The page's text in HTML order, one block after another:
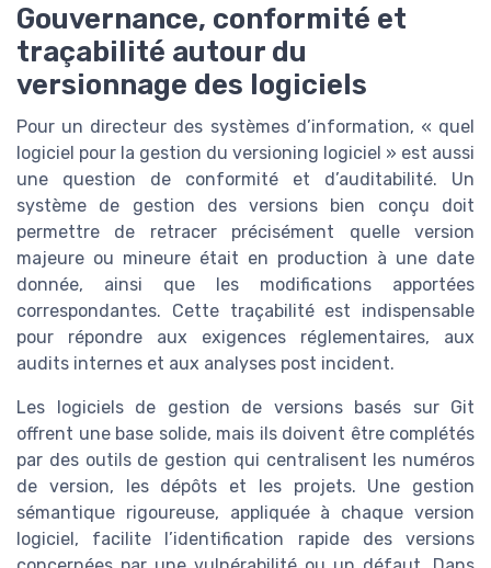
Gouvernance, conformité et
traçabilité autour du
versionnage des logiciels
Pour un directeur des systèmes d’information, « quel
logiciel pour la gestion du versioning logiciel » est aussi
une question de conformité et d’auditabilité. Un
système de gestion des versions bien conçu doit
permettre de retracer précisément quelle version
majeure ou mineure était en production à une date
donnée, ainsi que les modifications apportées
correspondantes. Cette traçabilité est indispensable
pour répondre aux exigences réglementaires, aux
audits internes et aux analyses post incident.
Les logiciels de gestion de versions basés sur Git
offrent une base solide, mais ils doivent être complétés
par des outils de gestion qui centralisent les numéros
de version, les dépôts et les projets. Une gestion
sémantique rigoureuse, appliquée à chaque version
logiciel, facilite l’identification rapide des versions